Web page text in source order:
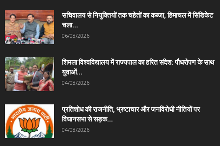
सचिवालय से नियुक्तियों तक चहेतों का कब्जा, हिमाचल में सिंडिकेट
चला...
06/08/2026
शिमला विश्वविद्यालय में राज्यपाल का हरित संदेश: पौधरोपण के साथ
युवाओं...
04/08/2026
प्रतिशोध की राजनीति, भ्रष्टाचार और जनविरोधी नीतियों पर
विधानसभा से सड़क...
04/08/2026